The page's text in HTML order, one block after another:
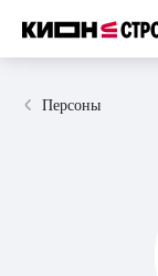
Персоны